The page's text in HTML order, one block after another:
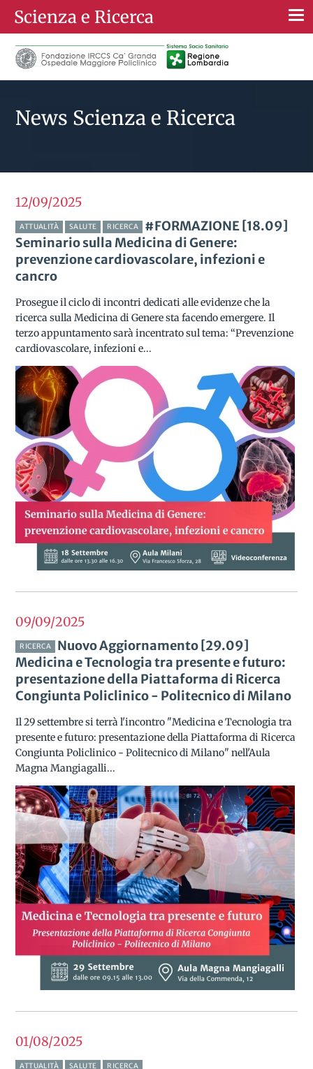
Scienza e Ricerca
News Scienza e Ricerca
12/092025
ATTUALITÀ SALUTE RICERCA
#FORMAZIONE [18.09]
Seminario sulla Medicina di Genere:
prevenzione cardiovascolare, infezioni e
cancro
Prosegue il ciclo di incontri dedicati alle evidenze che la
ricerca sulla Medicina di Genere sta facendo emergere. Il
terzo appuntamento sarà incentrato sul tema: “Prevenzione
cardiovascolare, infezioni e...
09/092025
RICERCA
Nuovo Aggiornamento [29.09]
Medicina e Tecnologia tra presente e futuro:
presentazione della Piattaforma di Ricerca
Congiunta Policlinico - Politecnico di Milano
Il 29 settembre si terrà l'incontro "Medicina e Tecnologia tra
presente e futuro: presentazione della Piattaforma di Ricerca
Congiunta Policlinico - Politecnico di Milano" nell'Aula
Magna Mangiagalli...
01/082025
ATTUALITÀ SALUTE RICERCA